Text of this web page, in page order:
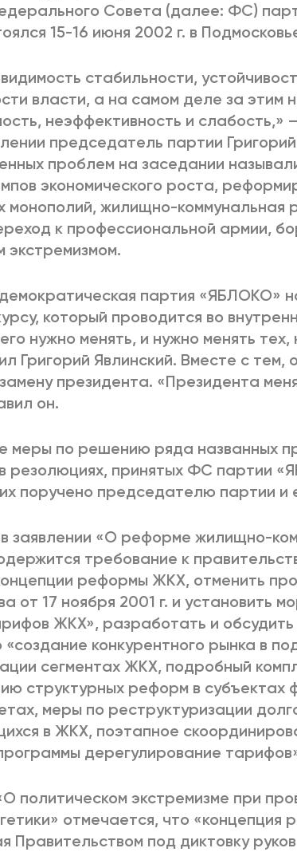
Cовета (далее: ФС)
15-16 июня 2002 г. в
стабильности,
власти, а на самом деле за этим
неэффективность и слабость,»
председатель партии
проблем на заседании
экономического роста,
монополий, жилищно-коммунальная
к профессиональной армии,
экстремизмом.
партия «ЯБЛОКО»
который проводится во
нужно менять, и нужно менять
Григорий Явлинский. Вместе с тем,
президента. «Президента
он.
меры по решению ряда названных
резолюциях, принятых ФС партии
поручено председателю партии и
заявлении «О реформе жилищно-
требование к
реформы ЖКХ, отменить
от 17 ноября 2001 г. и установить
ЖКХ», разработать и обсудить
конкурентного рынка в
сегментах ЖКХ, подробный
структурных реформ в субъектах
меры по реструктуризации
в ЖКХ, поэтапное
дерегулирование
политическом экстремизме при
отмечается, что «концепция
Правительством под диктовку